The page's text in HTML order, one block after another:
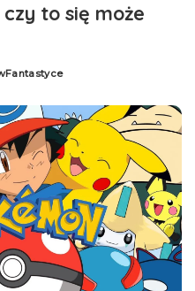
to się może